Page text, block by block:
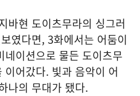
바현 도이츠무라의 싱그러
였다면, 3화에서는 어둠이
이션으로 물든 도이츠무
어갔다. 빛과 음악이 어
나의 무대가 됐다.